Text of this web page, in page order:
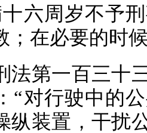
周岁不予刑
；在必要的时
第一百三十三
“对行驶中的
纵装置，干扰